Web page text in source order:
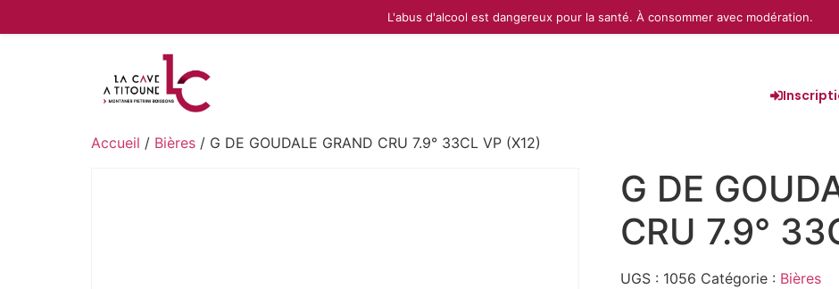
Accueil / Bières / G DE GOUDALE GRAND CRU 7.9° 33CL VP (X12)
G DE
CRU 7.9°
UGS : 1056 Catégorie : Bières
L'abus d'alcool est dangereux pour la santé. À consommer avec modération.